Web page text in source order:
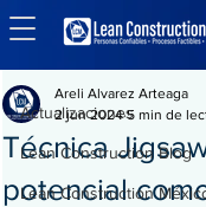
Entrada
Actualizaciones
Lean Construction Blog
Lean Construction
Técnica
potencial
Areli Alvarez Arteaga
2 jun 2024 5 min de